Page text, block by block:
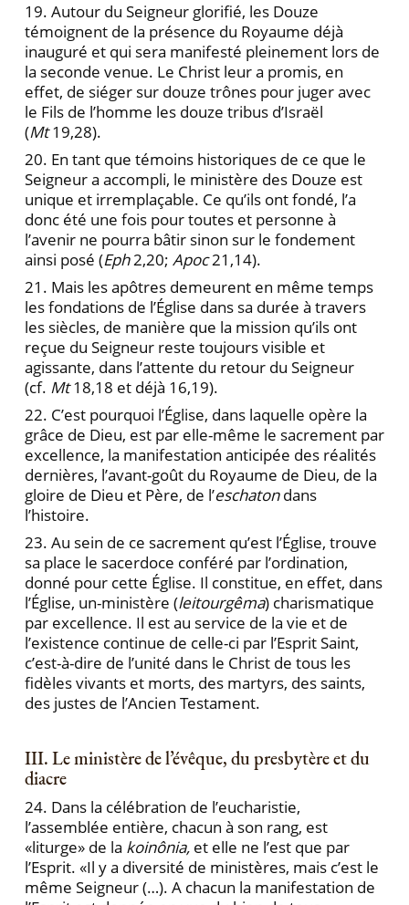
19. Autour du Seigneur glorifié, les Douze
témoignent de la présence du Royaume déjà
inauguré et qui sera manifesté pleinement lors de
la seconde venue. Le Christ leur a promis, en
effet, de siéger sur douze trônes pour juger avec
le Fils de l’homme les douze tribus d’Israël
(Mt19,28).
20. En tant que témoins historiques de ce que le
Seigneur a accompli, le ministère des Douze est
unique et irremplaçable. Ce qu’ils ont fondé, l’a
donc été une fois pour toutes et personne à
l’avenir ne pourra bâtir sinon sur le fondement
ainsi posé (Eph2,20; Apoc21,14).
21. Mais les apôtres demeurent en même temps
les fondations de l’Église dans sa durée à travers
les siècles, de manière que la mission qu’ils ont
reçue du Seigneur reste toujours visible et
agissante, dans l’attente du retour du Seigneur
(cf. Mt18,18 et déjà 16,19).
22. C’est pourquoi l’Église, dans laquelle opère la
grâce de Dieu, est par elle-même le sacrement par
excellence, la manifestation anticipée des réalités
dernières, l’avant-goût du Royaume de Dieu, de la
gloire de Dieu et Père, de l’eschatondans
l’histoire.
23. Au sein de ce sacrement qu’est l’Église, trouve
sa place le sacerdoce conféré par l’ordination,
donné pour cette Église. Il constitue, en effet, dans
l’Église, un-ministère (leitourgêma) charismatique
par excellence. Il est au service de la vie et de
l’existence continue de celle-ci par l’Esprit Saint,
c’est-à-dire de l’unité dans le Christ de tous les
fidèles vivants et morts, des martyrs, des saints,
des justes de l’Ancien Testament.
III. Le ministère de l’évêque, du presbytère et du
diacre
24. Dans la célébration de l’eucharistie,
l’assemblée entière, chacun à son rang, est
«liturge» de la koinônia, et elle ne l’est que par
l’Esprit. «Il y a diversité de ministères, mais c’est le
même Seigneur (…). A chacun la manifestation de